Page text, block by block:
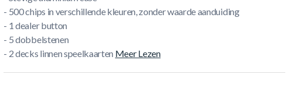
- 500 chips in verschillende kleuren, zonder waarde aanduiding
- 1 dealer button
- 5 dobbelstenen
- 2 decks linnen speelkaarten Meer Lezen